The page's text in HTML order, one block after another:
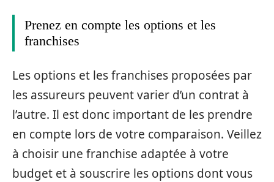
Prenez en compte les options et les
franchises
Les options et les franchises proposées par
les assureurs peuvent varier d’un contrat à
l’autre. Il est donc important de les prendre
en compte lors de votre comparaison. Veillez
à choisir une franchise adaptée à votre
budget et à souscrire les options dont vous